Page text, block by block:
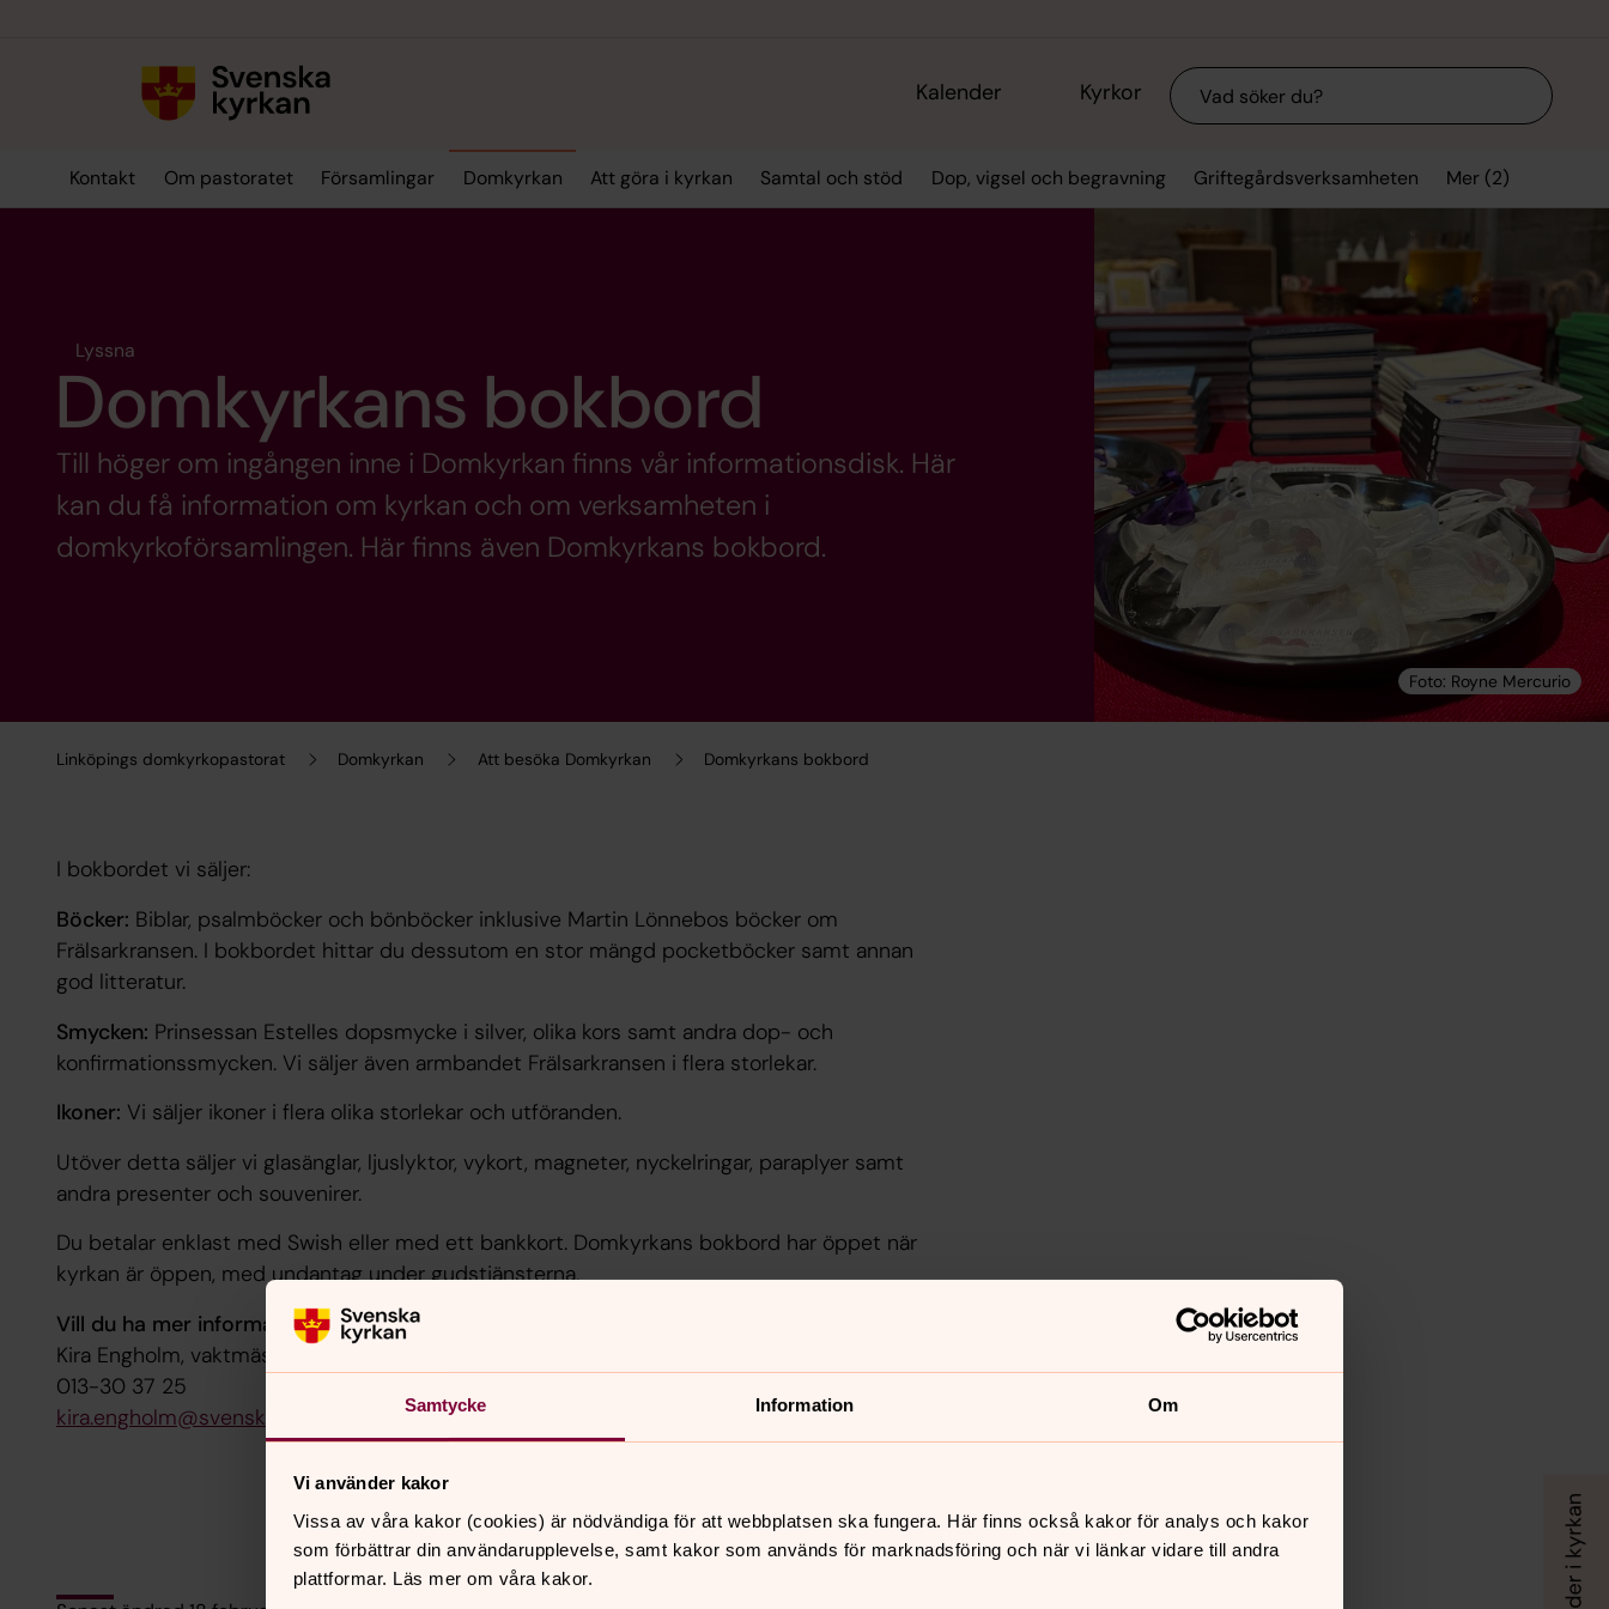
Samtycke Information Om
Vi använder kakor
Vissa av våra kakor (cookies) är nödvändiga för att webbplatsen ska fungera. Här finns också kakor för analys och kakor
som förbättrar din användarupplevelse, samt kakor som används för marknadsföring och när vi länkar vidare till andra
plattformar. Läs mer om våra kakor.
Kalender Kyrkor Sök
Kontakt Om pastoratet Församlingar Domkyrkan Att göra i kyrkan Samtal och stöd Dop, vigsel och begravning Griftegårdsverksamheten Mer (2)
Linköpings domkyrkopastorat Domkyrkan Att besöka Domkyrkan Domkyrkans bokbord
Lyssna
Domkyrkans bokbord
Till höger om ingången inne i Domkyrkan finns vår informationsdisk. Här
kan du få information om kyrkan och om verksamheten i
domkyrkoförsamlingen. Här finns även Domkyrkans bokbord.
I bokbordet vi säljer:
Böcker: Biblar, psalmböcker och bönböcker inklusive Martin Lönnebos böcker om
Frälsarkransen. I bokbordet hittar du dessutom en stor mängd pocketböcker samt annan
god litteratur.
Smycken: Prinsessan Estelles dopsmycke i silver, olika kors samt andra dop- och
konfirmationssmycken. Vi säljer även armbandet Frälsarkransen i flera storlekar.
Ikoner: Vi säljer ikoner i flera olika storlekar och utföranden.
Utöver detta säljer vi glasänglar, ljuslyktor, vykort, magneter, nyckelringar, paraplyer samt
andra presenter och souvenirer.
Du betalar enklast med Swish eller med ett bankkort. Domkyrkans bokbord har öppet när
kyrkan är öppen, med undantag under gudstjänsterna.
Vill du ha mer information om bokbordet kontakta
Kira Engholm, vaktmästare
013-30 37 25
kira.engholm@svenskakyrkan.se